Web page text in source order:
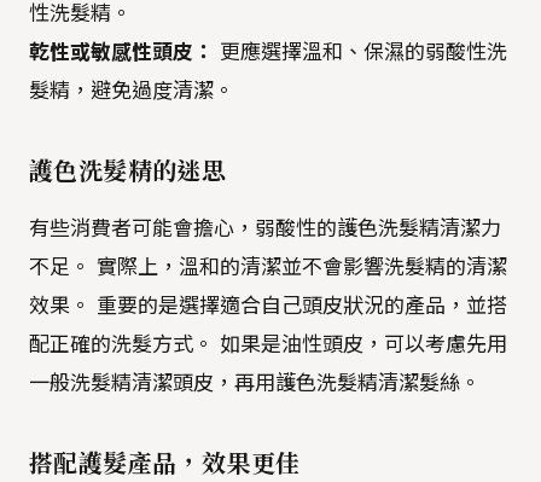
性洗髮精。
乾性或敏感性頭皮：
更應選擇溫和、保濕的弱酸性洗
髮精，避免過度清潔。
護色洗髮精的迷思
有些消費者可能會擔心，弱酸性的護色洗髮精清潔力
不足。 實際上，溫和的清潔並不會影響洗髮精的清潔
效果。 重要的是選擇適合自己頭皮狀況的產品，並搭
配正確的洗髮方式。 如果是油性頭皮，可以考慮先用
一般洗髮精清潔頭皮，再用護色洗髮精清潔髮絲。
搭配護髮產品，效果更佳